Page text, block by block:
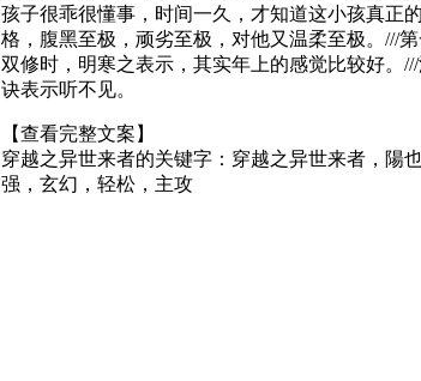
孩子很乖很懂事，时间一久，才知道这小孩真正
格，腹黑至极，顽劣至极，对他又温柔至极。///
双修时，明寒之表示，其实年上的感觉比较好。
诀表示听不见。
【查看完整文案】
穿越之异世来者的关键字： 穿越之异世来者，陽
强，玄幻，轻松，主攻